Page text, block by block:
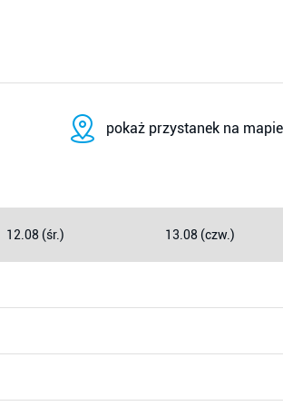
pokaż przystanek na mapie
12.08 (śr.) 13.08 (czw.)